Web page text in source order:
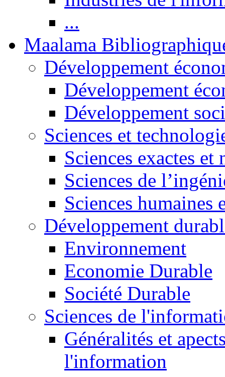
...
Maalama
Développement
Développement
Développement
Sciences et
Sciences exactes et
Sciences de
Sciences humaines
Développement
Environnement
Economie Durable
Société Durable
Sciences de
Généralités et
l'information